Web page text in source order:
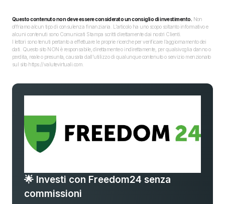
Questo contenuto non deve essere considerato un consiglio di investimento. Non
offriamo alcun tipo di consulenza finanziaria. L’articolo ha uno scopo soltanto informativo e
alcuni contenuti sono Comunicati Stampa scritti direttamente dai nostri Clienti.
I lettori sono tenuti pertanto a effettuare le proprie ricerche per verificare l’aggiornamento dei
dati. Questo sito NON è responsabile, direttamente o indirettamente, per qualsivoglia danno o
perdita, reale o presunta, causata dall'utilizzo di qualunque contenuto o servizio menzionato
sul sito https://valutevirtuali.com.
🌟 Investi con Freedom24 senza
commissioni